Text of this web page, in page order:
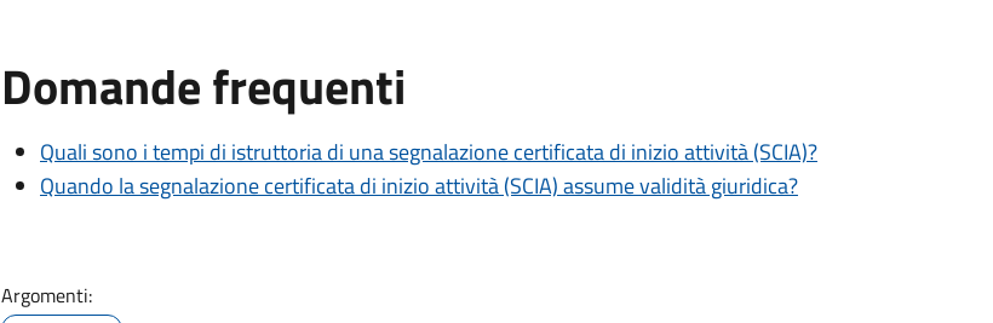
Domande frequenti
Quali sono i tempi di istruttoria di una segnalazione certificata di inizio attività (SCIA)?
Quando la segnalazione certificata di inizio attività (SCIA) assume validità giuridica?
Argomenti: